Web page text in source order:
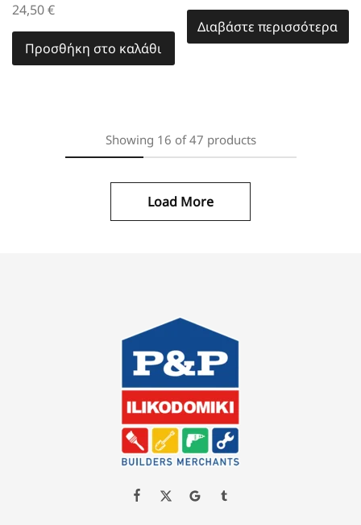
24,50€
Προσθήκη στο καλάθι
Διαβάστε περισσότερα
Showing 16 of47 products
Load More